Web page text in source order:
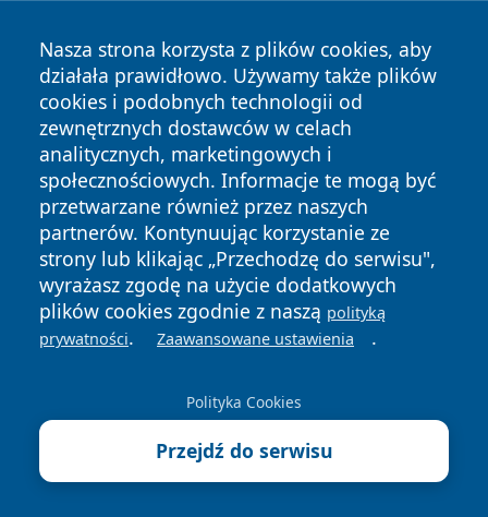
mężczyznę
6 sierpnia 2026
Przystanek Tokarska przesunięty.
Autobusy pojadą z nowego miejsca
6 sierpnia 2026
Przystanek 1 Maja w Szczecinie
zostanie przesunięty dla czterech
linii
6 sierpnia 2026
Dziecko w aucie, oboje po ponad
promilu i bez uprawnień
5 sierpnia 2026
Fałszywa inwestycja kosztowała
175 tys. zł. Policja zatrzymała
Nasza strona korzysta z plików cookies, aby
działała prawidłowo. Używamy także plików
cookies i podobnych technologii od
zewnętrznych dostawców w celach
analitycznych, marketingowych i
społecznościowych. Informacje te mogą być
przetwarzane również przez naszych
partnerów. Kontynuując korzystanie ze
strony lub klikając „Przechodzę do serwisu",
wyrażasz zgodę na użycie dodatkowych
plików cookies zgodnie z naszą polityką
prywatności. Zaawansowane ustawienia .
Polityka Cookies
Przejdź do serwisu